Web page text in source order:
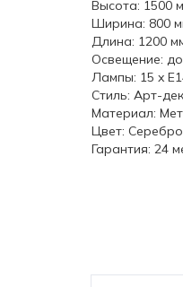
Высота: 1500
Ширина: 800
Длина: 1200
Освещение:
Лампы: 15 x
Стиль: Арт-
Материал:
Цвет: Серебро
Гарантия: 24